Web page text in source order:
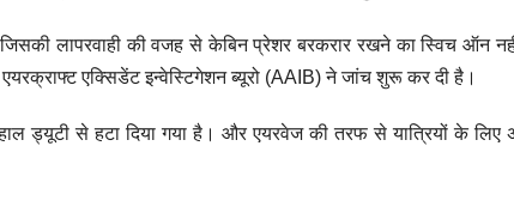
लापरवाही की वजह से केबिन प्रेशर बरकरार रखने का स्विच ऑन
एक्सिडेंट इन्वेस्टिगेशन ब्यूरो (AAIB) ने जांच शुरू कर दी है।
ड्यूटी से हटा दिया गया है। और एयरवेज की तरफ से यात्रियों के